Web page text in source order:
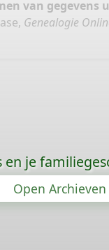
van
Genealogie
je
Open